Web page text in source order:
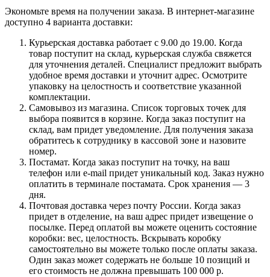
Экономьте время на получении заказа. В интернет-магазине
доступно 4 варианта доставки:
Курьерская доставка работает с 9.00 до 19.00. Когда
товар поступит на склад, курьерская служба свяжется
для уточнения деталей. Специалист предложит выбрать
удобное время доставки и уточнит адрес. Осмотрите
упаковку на целостность и соответствие указанной
комплектации.
Самовывоз из магазина. Список торговых точек для
выбора появится в корзине. Когда заказ поступит на
склад, вам придет уведомление. Для получения заказа
обратитесь к сотруднику в кассовой зоне и назовите
номер.
Постамат. Когда заказ поступит на точку, на ваш
телефон или e-mail придет уникальный код. Заказ нужно
оплатить в терминале постамата. Срок хранения — 3
дня.
Почтовая доставка через почту России. Когда заказ
придет в отделение, на ваш адрес придет извещение о
посылке. Перед оплатой вы можете оценить состояние
коробки: вес, целостность. Вскрывать коробку
самостоятельно вы можете только после оплаты заказа.
Один заказ может содержать не больше 10 позиций и
его стоимость не должна превышать 100 000 р.